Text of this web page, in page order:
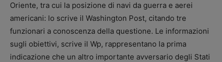
Oriente, tra cui la posizione di navi da guerra e aerei
americani: lo scrive il Washington Post, citando tre
funzionari a conoscenza della questione. Le informazioni
sugli obiettivi, scrive il Wp, rappresentano la prima
indicazione che un altro importante avversario degli Stati